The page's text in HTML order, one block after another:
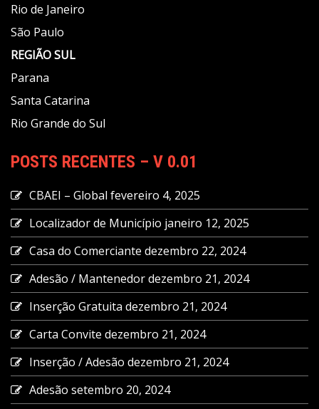
Rio de Janeiro
São Paulo
REGIÃOSUL
Parana
Santa Catarina
Rio Grande do Sul
POSTS RECENTES – V 0.01
CBAEI – Global fevereiro 4, 2025
Localizador de Município janeiro 12, 2025
Casa do Comerciante dezembro 22, 2024
Adesão / Mantenedordezembro 21, 2024
Inserção Gratuita dezembro 21, 2024
Carta Convite dezembro 21, 2024
Inserção / Adesão dezembro 21, 2024
Adesão setembro 20, 2024